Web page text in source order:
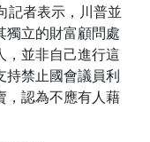
記者表示，川普並
獨立的財富顧問處
，並非自己進行這
持禁止國會議員利
，認為不應有人藉